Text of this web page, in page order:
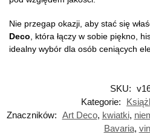
Nie przegap okazji, aby stać się
Deco, która łączy w sobie piękno,
idealny wybór dla osób ceniących
SKU:
Kategorie:
Znaczników: Art Deco, kwiatki,
Bavaria,